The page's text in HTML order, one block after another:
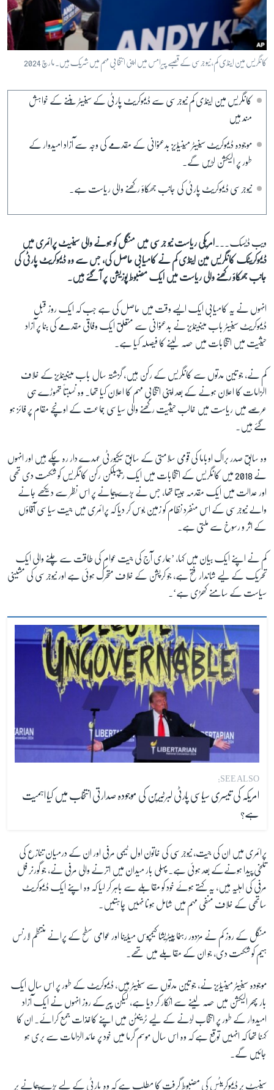
آرٹ
آزادیٔ صحافت
سائنس و ٹیکنالوجی
دلچسپ و عجیب
ویڈیوز
آڈیو
اسپیشل کوریج
اداریہ
FOLLOW US
زبان
کانگریس مین اینڈی کم، نیوجرسی کے قصبے پیرامس میں اپنی انتخابی مہم میں شریک ہیں۔ مارچ 2024
کانگریس مین اینڈی کم نیوجرسی سے ڈیموکریٹ پارٹی کے سینیٹر بننے کے خواہش
مند ہیں
موجودہ ڈیموکریٹ سینیٹر مینیڈیز بدعنوانی کے مقدمے کی وجہ سے آزاد امیدوار کے
طور پر الیکشن لڑیں گے۔
نیوجرسی ڈیموکریٹ پارٹی کی جانب جھکاؤ رکھنے والی ریاست ہے۔
ویب ڈیسک۔۔۔ امریکی ریاست نیو جرسی میں منگل کو ہونے والی سینیٹ پرائمری میں
ڈیموکریٹک کانگریس مین اینڈی کم نے کامیابی حاصل کی، جس سے وہ ڈیموکریٹ پارٹی کی
جانب جھکاؤ رکھنے والی ریاست میں ایک مضبوط پوزیشن پر آ گئے ہیں۔
انہوں نے یہ کامیابی ایک ایسے وقت میں حاصل کی ہے جب کہ ایک روز قبل
ڈیموکریٹ سینیٹر باب مینینڈیز نے بدعنوانی سے متعلق ایک وفاقی مقدمے کی بنا پر آزاد
حیثیت میں انتخابات میں حصہ لینے کا فیصلہ کیا ہے۔
کم نے، جو تین مدتوں سے کانگریس کے رکن ہیں، گزشتہ سال باب مینینڈیز کے خلاف
الزامات کا اعلان ہونے کے بعد اپنی انتخابی مہم کا اعلان کیا تھا۔ وہ نسبتاً تھوڑے ہی
عرصے میں ریاست میں غالب حیثیت رکھنے والی سیاسی جماعت کے اونچے مقام پر فائز ہو
گئے ہیں۔
وہ سابق صدر براک اوباما کی قومی سلامتی کے سابق سیکیورٹی عہدے دار رہ چکے ہیں اور انہوں
نے 2018 میں کانگریس کے انتخابات میں ایک ریپبلکن رکن کانگریس کو شکست دی تھی
اور عدالت میں ایک مقدمہ جیتا تھا، جس نے بڑے پیمانے پر اس نظر سے دیکھے جانے
والے نیوجرسی کے اس منفرد نظام کو زمین بوس کر دیا کہ پرائمری میں جیت سیاسی آقاؤں
کے اثر و رسوخ سے ملتی ہے۔
کم نے اپنے ایک بیان میں کہا، ’ہماری آج کی جیت عوام کی طاقت سے چلنے والی ایک
تحریک کے لیے شاندار فتح ہے، جو کرپشن کے خلاف متحرک ہوئی ہے اور نیوجرسی کی مشینی
سیاست کے سامنے کھڑی ہے‘۔
SEE ALSO:
امریکہ کی تیسری سیاسی پارٹی لبرٹیرین کی موجودہ صدارتی انتخاب میں کیا اہمیت
ہے؟
پرائمری میں ان کی جیت، نیوجرسی کی خاتون اول ٹیمی مرفی اور ان کے درمیان تنازع کی
تلخی پیدا ہونےکے بعد ہوئی ہے۔ پہلی بار میدان میں اترنے والی مرفی نے، جو گورنر فل
مرفی کی اہلیہ ہیں، یہ کہتے ہوئے خود کو مقابلے سے باہر کر لیا کہ وہ اپنے ایک ڈیموکریٹ
ساتھی کے خلاف منفی مہم میں شامل ہونا نہیں چاہتیں۔
منگل کے روز کم نے مزدور رہنما پیٹریشا کیمپوس میڈینا اور عوامی سطح کے پرانے منتظم لارنس
ہیم کو شکست دی، جو ان کے مقابلے میں تھے۔
موجودہ سینیٹر مینیڈیز نے، جو تین مدتوں سے سینیٹر ہیں، ڈیموکریٹ کے طور پر اس سال ایک
بار پھر الیکشن میں حصہ لینے سے انکار کر دیا ہے، لیکن پیر کے روز انہوں نے ایک آزاد
امیدوار کے طور پر انتخاب لڑنے کے لیے ٹرینٹن میں اپنے کاغذات جمع کرائے۔ ان کا
کہنا تھا کہ انہیں توقع ہے کہ وہ اس سال موسم گرما میں خود پر عائد الزامات سے بری ہو
جائیں گے۔
سینیٹ پر ڈیموکریٹس کی مضبوط گرفت کا مطلب ہے کہ وہ پارٹی کے لیے بڑے پیمانے پر